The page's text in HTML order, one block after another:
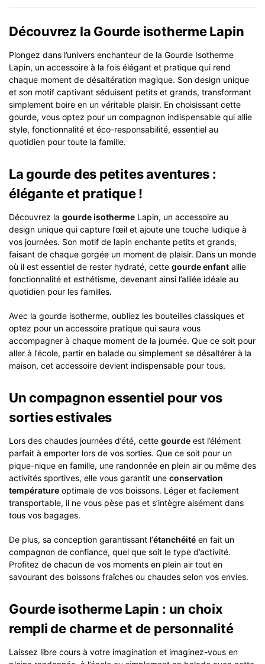
Découvrez la Gourde isotherme Lapin
Plongez dans l’univers enchanteur de la Gourde Isotherme
Lapin, un accessoire à la fois élégant et pratique qui rend
chaque moment de désaltération magique. Son design unique
et son motif captivant séduisent petits et grands, transformant
simplement boire en un véritable plaisir. En choisissant cette
gourde, vous optez pour un compagnon indispensable qui allie
style, fonctionnalité et éco-responsabilité, essentiel au
quotidien pour toute la famille.
La gourde des petites aventures :
élégante et pratique !
Découvrez la gourde isotherme Lapin, un accessoire au
design unique qui capture l’œil et ajoute une touche ludique à
vos journées. Son motif de lapin enchante petits et grands,
faisant de chaque gorgée un moment de plaisir. Dans un monde
où il est essentiel de rester hydraté, cette gourde enfant allie
fonctionnalité et esthétisme, devenant ainsi l’alliée idéale au
quotidien pour les familles.
Avec la gourde isotherme, oubliez les bouteilles classiques et
optez pour un accessoire pratique qui saura vous
accompagner à chaque moment de la journée. Que ce soit pour
aller à l’école, partir en balade ou simplement se désaltérer à la
maison, cet accessoire devient indispensable pour tous.
Un compagnon essentiel pour vos
sorties estivales
Lors des chaudes journées d’été, cette gourde est l’élément
parfait à emporter lors de vos sorties. Que ce soit pour un
pique-nique en famille, une randonnée en plein air ou même des
activités sportives, elle vous garantit une conservation
température optimale de vos boissons. Léger et facilement
transportable, il ne vous pèse pas et s’intègre aisément dans
tous vos bagages.
De plus, sa conception garantissant l’étanchéité en fait un
compagnon de confiance, quel que soit le type d’activité.
Profitez de chacun de vos moments en plein air tout en
savourant des boissons fraîches ou chaudes selon vos envies.
Gourde isotherme Lapin : un choix
rempli de charme et de personnalité
Laissez libre cours à votre imagination et imaginez-vous en